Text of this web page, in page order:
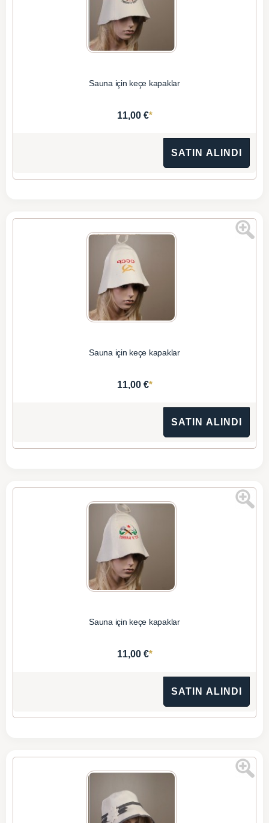
Sauna için keçe kapaklar
11,00 €*
SATIN ALINDI
Sauna için keçe kapaklar
11,00 €*
SATIN ALINDI
Sauna için keçe kapaklar
11,00 €*
SATIN ALINDI